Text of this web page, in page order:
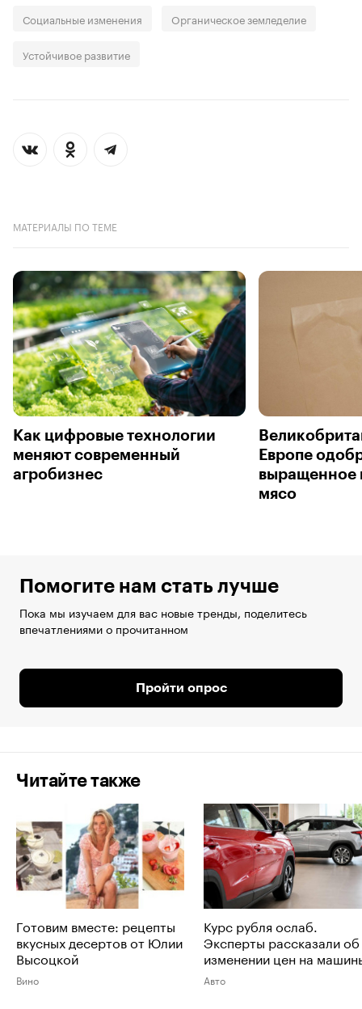
Социальные изменения Органическое земледелие
Устойчивое развитие
МАТЕРИАЛЫ ПО ТЕМЕ
Как цифровые технологии
меняют современный
агробизнес
Европе
выращенное
мясо
Помогите нам стать лучше
Пока мы изучаем для вас новые тренды, поделитесь
впечатлениями о прочитанном
Пройти опрос
Читайте также
Готовим вместе: рецепты
вкусных десертов от Юлии
Высоцкой
Вино
Курс рубля ослаб.
Эксперты рассказали об
изменении цен на
Авто